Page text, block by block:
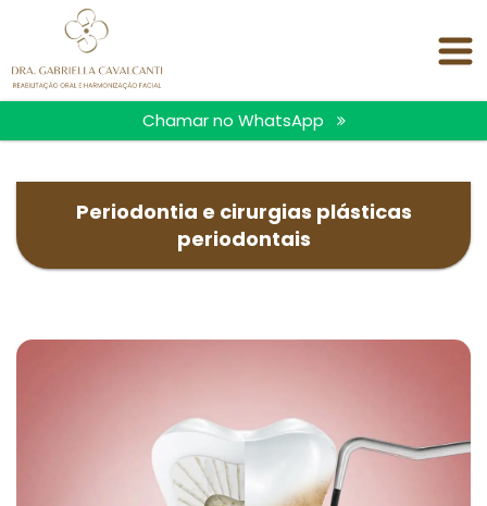
Chamar no WhatsApp
Periodontia e cirurgias plásticas
periodontais